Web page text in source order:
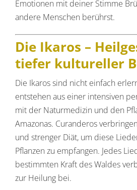
Emotionen mit deiner Stimme
andere Menschen berührst.
Die Ikaros –
tiefer kultureller
Die Ikaros sind nicht einfach
entstehen aus einer intensiven
mit der Naturmedizin und den
Amazonas. Curanderos
und strenger Diät, um diese
Pflanzen zu empfangen. Jedes
bestimmten Kraft des Waldes
zur Heilung bei.